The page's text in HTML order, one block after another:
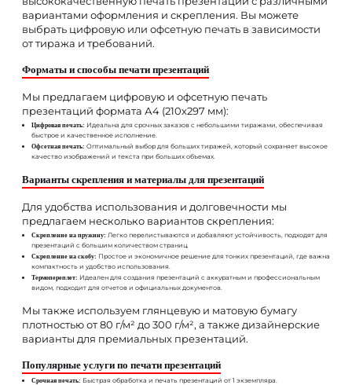
вариантами оформления и скрепления. Вы можете
выбрать цифровую или офсетную печать в зависимости
от тиража и требований.
Форматы и способы печати презентаций
Мы предлагаем цифровую и офсетную печать
презентаций формата А4 (210x297 мм):
Цифровая печать: Идеальна для срочных заказов с небольшими тиражами, обеспечивая
быстрое и качественное исполнение.
Офсетная печать: Оптимальный выбор для больших тиражей, который сохраняет высокое
качество изображений и текста при больших объемах.
Варианты скрепления и материалы для презентаций
Для удобства использования и долговечности мы
предлагаем несколько вариантов скрепления:
Скрепление на пружину: Легко перелистываются и добавляют устойчивость, подходят для
презентаций с большим количеством страниц.
Скрепление на скобу: Простое и экономичное решение для тонких презентаций, где важна
компактность и удобство использования.
Термопереплет: Идеален для создания презентаций с аккуратным и профессиональным
видом, подходит для отчетов и официальных документов.
Мы также используем глянцевую и матовую бумагу
плотностью от 80 г/м² до 300 г/м², а также дизайнерские
варианты для премиальных презентаций.
Популярные услуги по печати презентаций
Срочная печать: Быстрая обработка и печать презентаций от 1 экземпляра.